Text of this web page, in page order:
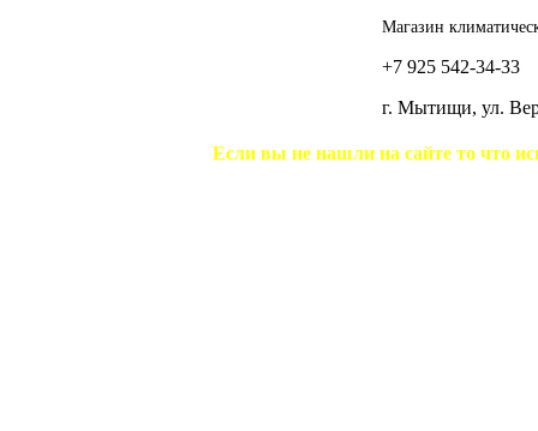
Магазин
+7 925 542-34-33
г. Мытищи, ул.
Если вы не нашли на сайте то что